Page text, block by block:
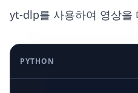
yt-dlp를 사용하여 영상을
PYTHON